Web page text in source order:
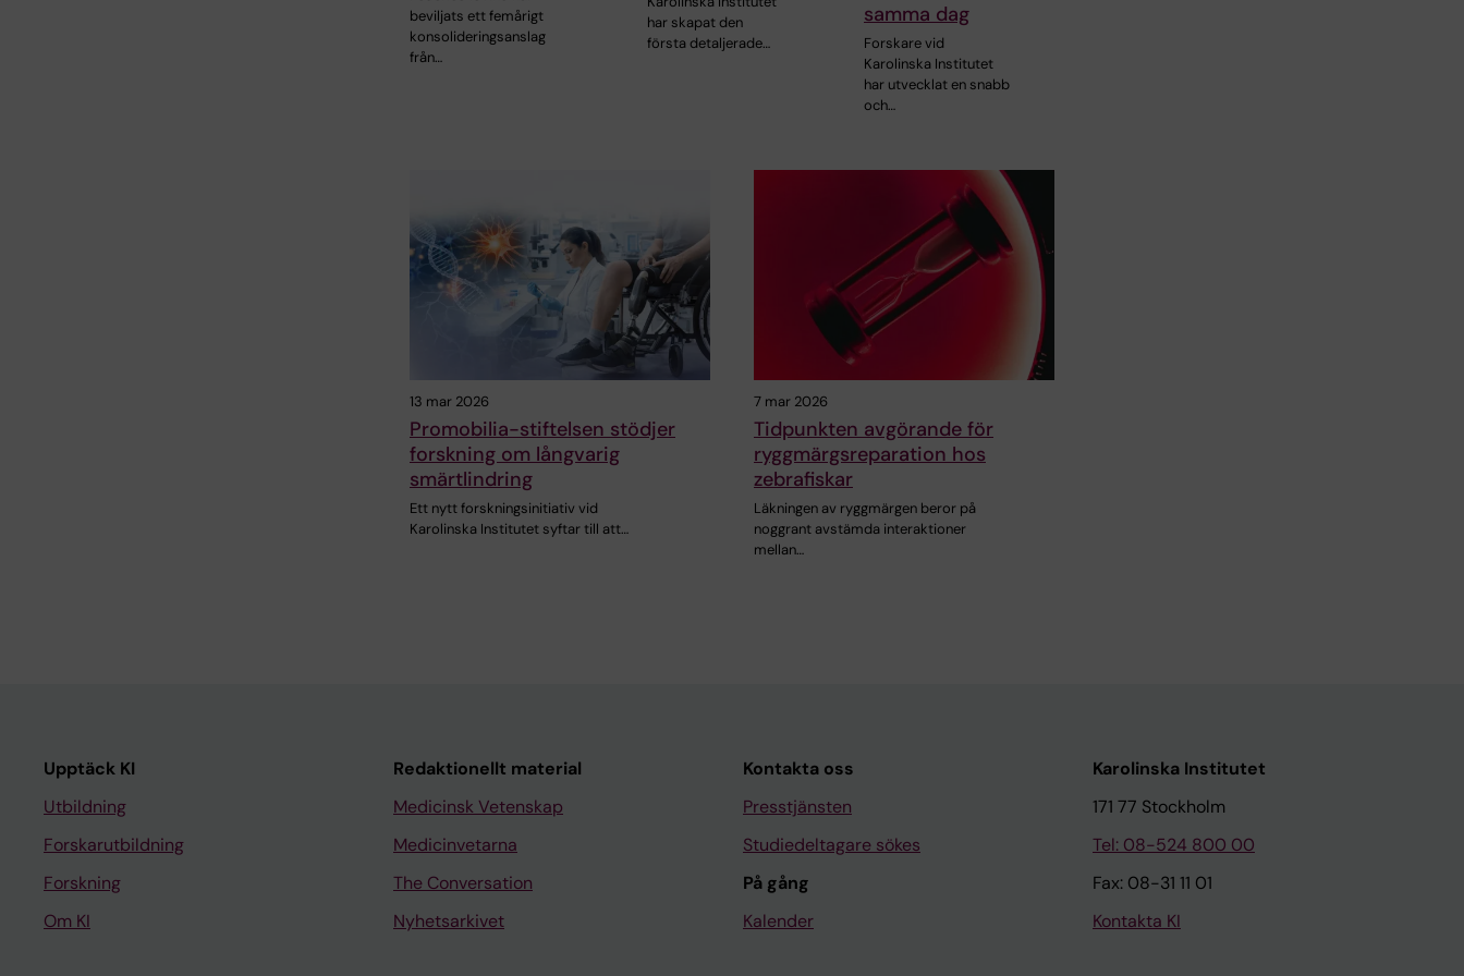
beviljats ett femårigt
konsolideringsanslag
från…
har skapat den
första detaljerade…
samma dag
Forskare vid
Karolinska Institutet
har utvecklat en snabb
och…
13 mar 2026
Promobilia-stiftelsen stödjer
forskning om långvarig
smärtlindring
Ett nytt forskningsinitiativ vid
Karolinska Institutet syftar till att…
7 mar 2026
Tidpunkten avgörande för
ryggmärgsreparation hos
zebrafiskar
Läkningen av ryggmärgen beror på
noggrant avstämda interaktioner
mellan…
Upptäck KI
Utbildning
Forskarutbildning
Forskning
Om KI
Redaktionellt material
Medicinsk Vetenskap
Medicinvetarna
The Conversation
Nyhetsarkivet
Kontakta oss
Presstjänsten
Studiedeltagare sökes
På gång
Kalender
Karolinska Institutet
171 77 Stockholm
Tel: 08-524 800 00
Fax: 08-31 11 01
Kontakta KI